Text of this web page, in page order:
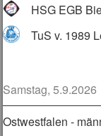
HSG EGB
TuS v. 1989
Samstag, 5.9.2026
Ostwestfalen -